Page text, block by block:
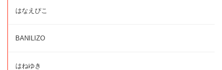
はなえぴこ
BANILIZO
はねゆき